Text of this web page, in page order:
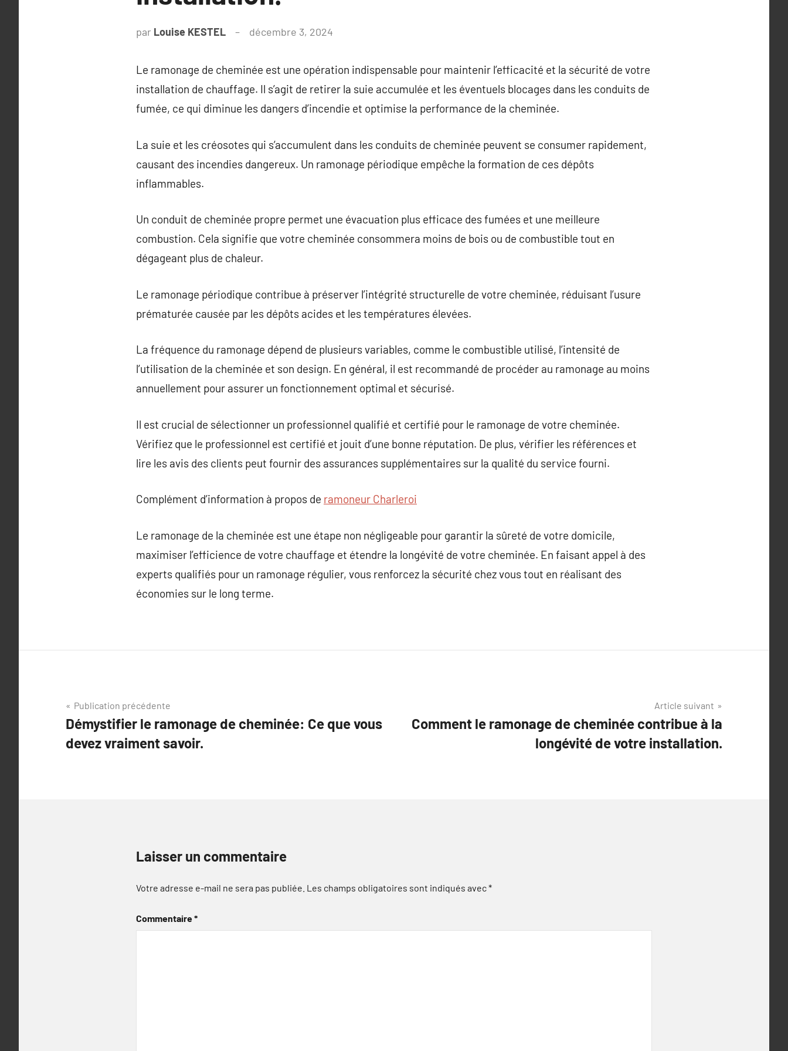
par Louise KESTEL décembre 3, 2024
Le ramonage de cheminée est une opération indispensable pour maintenir l’efficacité et la sécurité de votre
installation de chauffage. Il s’agit de retirer la suie accumulée et les éventuels blocages dans les conduits de
fumée, ce qui diminue les dangers d’incendie et optimise la performance de la cheminée.
La suie et les créosotes qui s’accumulent dans les conduits de cheminée peuvent se consumer rapidement,
causant des incendies dangereux. Un ramonage périodique empêche la formation de ces dépôts
inflammables.
Un conduit de cheminée propre permet une évacuation plus efficace des fumées et une meilleure
combustion. Cela signifie que votre cheminée consommera moins de bois ou de combustible tout en
dégageant plus de chaleur.
Le ramonage périodique contribue à préserver l’intégrité structurelle de votre cheminée, réduisant l’usure
prématurée causée par les dépôts acides et les températures élevées.
La fréquence du ramonage dépend de plusieurs variables, comme le combustible utilisé, l’intensité de
l’utilisation de la cheminée et son design. En général, il est recommandé de procéder au ramonage au moins
annuellement pour assurer un fonctionnement optimal et sécurisé.
Il est crucial de sélectionner un professionnel qualifié et certifié pour le ramonage de votre cheminée.
Vérifiez que le professionnel est certifié et jouit d’une bonne réputation. De plus, vérifier les références et
lire les avis des clients peut fournir des assurances supplémentaires sur la qualité du service fourni.
Complément d’information à propos de ramoneur Charleroi
Le ramonage de la cheminée est une étape non négligeable pour garantir la sûreté de votre domicile,
maximiser l’efficience de votre chauffage et étendre la longévité de votre cheminée. En faisant appel à des
experts qualifiés pour un ramonage régulier, vous renforcez la sécurité chez vous tout en réalisant des
économies sur le long terme.
Navigation
de
l’article
Publication précédente
Démystifier le ramonage de cheminée: Ce que vous
devez vraiment savoir.
Article suivant
Comment le ramonage de cheminée contribue à la
longévité de votre installation.
Laisser un commentaire
Votre adresse e-mail ne sera pas publiée. Les champs obligatoires sont indiqués avec*
Commentaire*